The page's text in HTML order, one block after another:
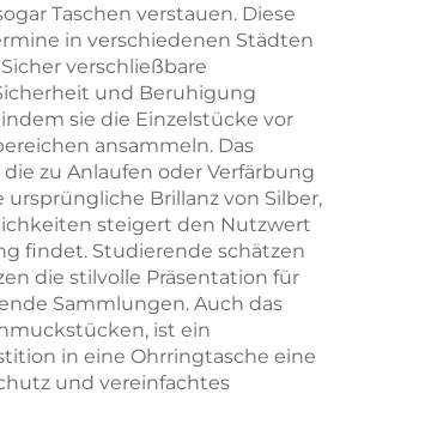
Taschen verstauen. Diese
in verschiedenen Städten
verschließbare
und Beruhigung
sie die Einzelstücke vor
ansammeln. Das
zu Anlaufen oder Verfärbung
Brillanz von Silber,
steigert den Nutzwert
findet. Studierende schätzen
die stilvolle Präsentation für
Sammlungen. Auch das
ist ein
in eine Ohrringtasche eine
und vereinfachtes